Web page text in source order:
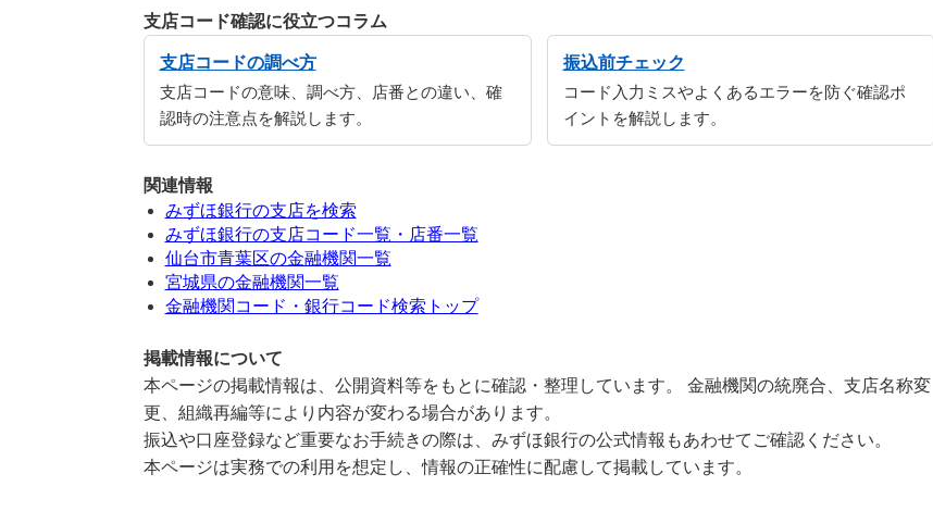
支店コード確認に役立つコラム
支店コードの調べ方
支店コードの意味、調べ方、店番との違い、確
認時の注意点を解説します。
振込前チェック
コード入力ミスやよくあるエラーを防ぐ確認ポ
イントを解説します。
関連情報
みずほ銀行の支店を検索
みずほ銀行の支店コード一覧・店番一覧
仙台市青葉区の金融機関一覧
宮城県の金融機関一覧
金融機関コード・銀行コード検索トップ
掲載情報について
本ページの掲載情報は、公開資料等をもとに確認・整理しています。 金融機関の統廃合、支店名称変
更、組織再編等により内容が変わる場合があります。
振込や口座登録など重要なお手続きの際は、みずほ銀行の公式情報もあわせてご確認ください。
本ページは実務での利用を想定し、情報の正確性に配慮して掲載しています。